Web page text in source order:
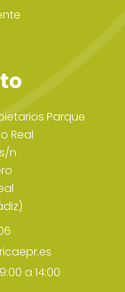
Parque
Real
n
a 14:00